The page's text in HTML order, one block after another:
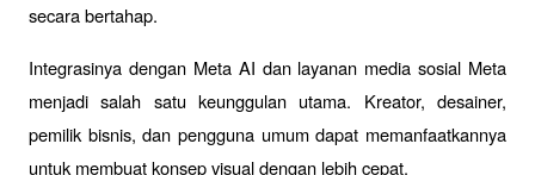
secara bertahap.
Integrasinya dengan Meta AI dan layanan media sosial Meta
menjadi salah satu keunggulan utama. Kreator, desainer,
pemilik bisnis, dan pengguna umum dapat memanfaatkannya
untuk membuat konsep visual dengan lebih cepat.